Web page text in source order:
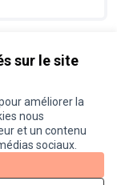
sur le site
améliorer la
nous
et un contenu
sociaux.